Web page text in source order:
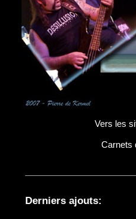
Vers les
Carnets
Derniers ajouts: